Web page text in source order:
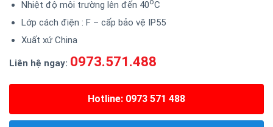
Nhiệt độ môi trường lên đến 40 C
Lớp cách điện : F – cấp bảo vệ IP55
Xuất xứ China
Liên hệ ngay: 0973.571.488
Hotline: 0973 571 488